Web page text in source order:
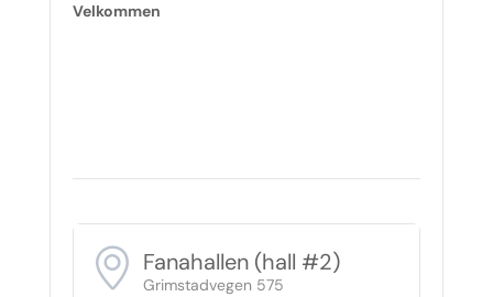
Velkommen
Fanahallen (hall #2)
Grimstadvegen 575